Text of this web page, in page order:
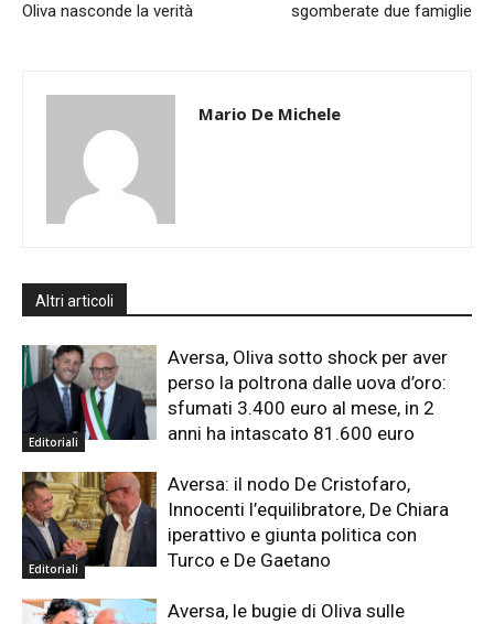
Oliva nasconde la verità
sgomberate due famiglie
Mario De Michele
Altri articoli
Editoriali
Aversa, Oliva sotto shock per aver
perso la poltrona dalle uova d’oro:
sfumati 3.400 euro al mese, in 2
anni ha intascato 81.600 euro
Editoriali
Aversa: il nodo De Cristofaro,
Innocenti l’equilibratore, De Chiara
iperattivo e giunta politica con
Turco e De Gaetano
Aversa, le bugie di Oliva sulle